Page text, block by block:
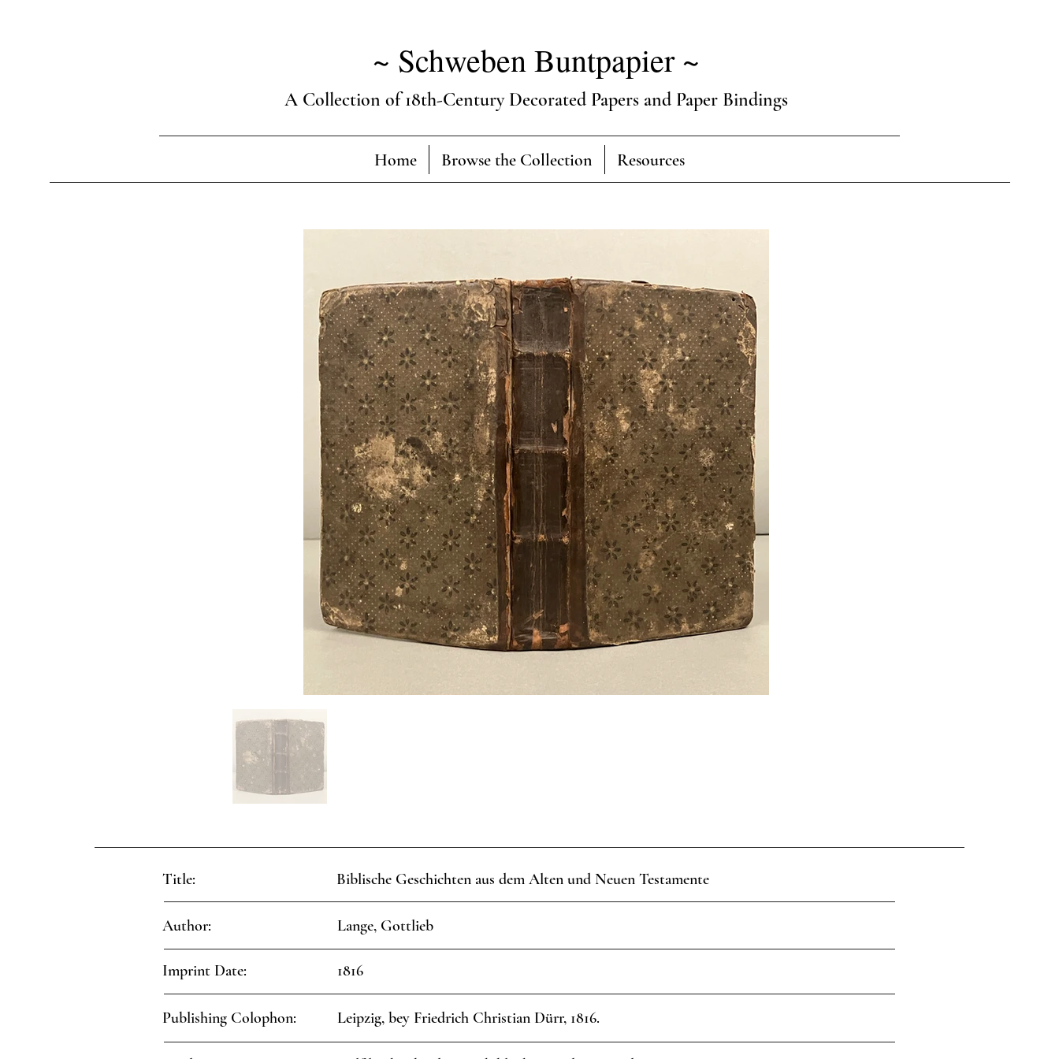
~ Schweben Buntpapier ~
A Collection of 18th-Century Decorated Papers and Paper Bindings
Home Browse the Collection Resources
Title: Biblische Geschichten aus dem Alten und Neuen Testamente
Author: Lange, Gottlieb
Imprint Date: 1816
Publishing Colophon: Leipzig, bey Friedrich Christian Dürr, 1816.